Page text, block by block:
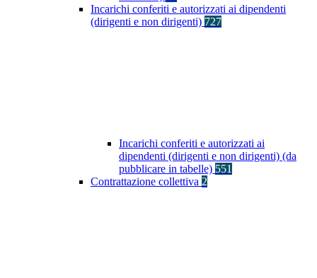
Incarichi conferiti e autorizzati ai dipendenti
(dirigenti e non dirigenti) 727
Incarichi conferiti e autorizzati ai
dipendenti (dirigenti e non dirigenti) (da
pubblicare in tabelle) 551
Contrattazione collettiva 2